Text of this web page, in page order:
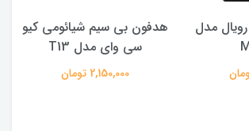
مدل
هدفون بی سیم شیائومی کیو
سی وای مدل T13
2,150,000 تومان